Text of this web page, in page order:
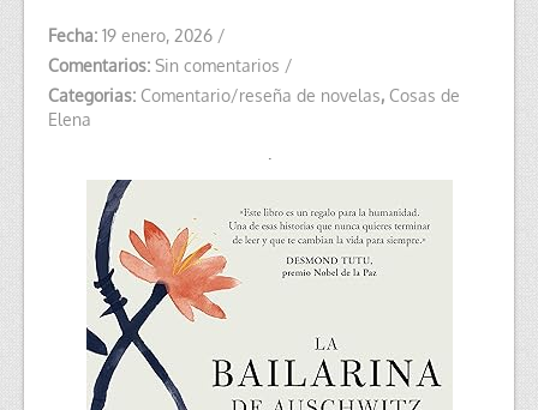
Fecha: 19 enero, 2026 /
Comentarios: Sin comentarios /
Categorias: Comentario/reseña de novelas, Cosas de
Elena